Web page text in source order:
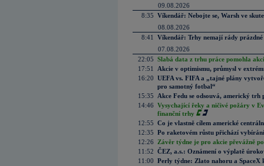
09.08.2026
8:35 Víkendář: Nebojte se, Warsh ve
08.08.2026
8:41
Víkendář: Trhy nemají rády prázdné
07.08.2026
22:05 Slabá data z trhu práce pomohla
17:51
Akcie v optimismu, průmysl v
16:20 UEFA vs. FIFA a „tajné plány
pro samotný fotbal“
15:35
Akce Fedu se odsouvá, americký
14:46 Vysychající řeky a ničivé požáry v
finanční trhy
12:55 Co je vlastně cílem americké
12:35 Po raketovém růstu přichází
12:26
Závěr týdne je pro akcie převážně
11:52 ČEZ, a.s.: Oznámení o výplatě
11:00 Perly týdne: Zlato nahoru a SpaceX